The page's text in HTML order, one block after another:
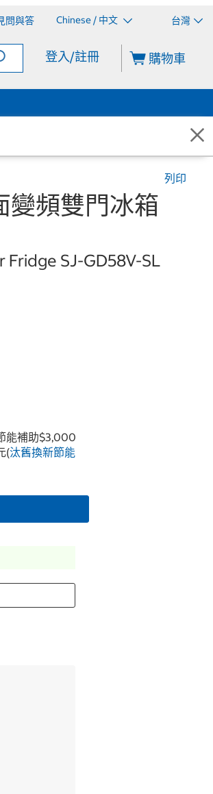
問與答 Chinese / 中文 台灣
登入/註冊 購物車
列印
變頻雙門冰箱
Fridge SJ-GD58V-SL
能補助$3,000
(汰舊換新節能